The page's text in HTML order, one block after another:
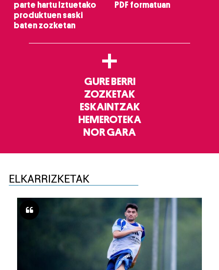
parte hartu Iztuetako
produktuen saski
baten zozketan
PDF formatuan
+
GURE BERRI
ZOZKETAK
ESKAINTZAK
HEMEROTEKA
NOR GARA
ELKARRIZKETAK